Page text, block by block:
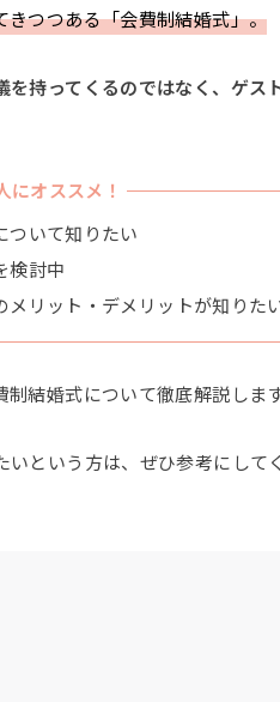
きつつある「会費制結婚式」。
を持ってくるのではなく、ゲス
にオススメ！
ついて知りたい
検討中
メリット・デメリットが知りた
結婚式について徹底解説します
という方は、ぜひ参考にして